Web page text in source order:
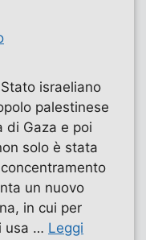
israeliano
palestinese
di Gaza e poi
solo è stata
un nuovo
in cui per
usa … Leggi